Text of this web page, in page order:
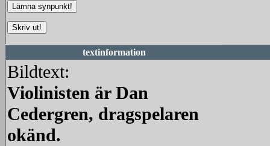
textinformation
Bildtext:
Violinisten är Dan
Cedergren, dragspelaren
okänd.